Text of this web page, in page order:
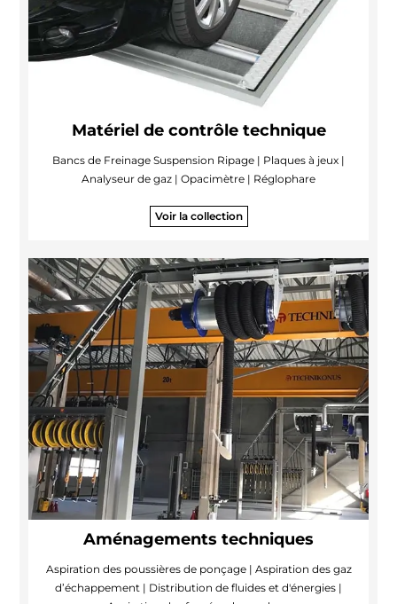
Matériel de contrôle technique
Bancs de Freinage Suspension Ripage | Plaques à jeux |
Analyseur de gaz | Opacimètre | Réglophare
Voir la collection
Aménagements techniques
Aspiration des poussières de ponçage | Aspiration des gaz
d’échappement | Distribution de fluides et d'énergies |